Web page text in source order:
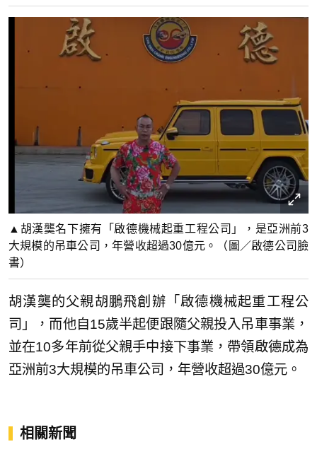
▲胡漢龑名下擁有「啟德機械起重工程公司」，是亞洲前3
大規模的吊車公司，年營收超過30億元。（圖／啟德公司臉
書）
胡漢龑的父親胡鵬飛創辦「啟德機械起重工程公
司」，而他自15歲半起便跟隨父親投入吊車事業，
並在10多年前從父親手中接下事業，帶領啟德成為
亞洲前3大規模的吊車公司，年營收超過30億元。
相關新聞